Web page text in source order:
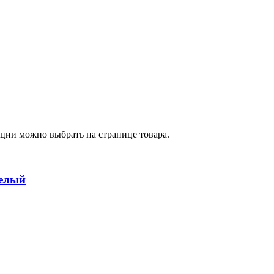
можно выбрать на странице товара.